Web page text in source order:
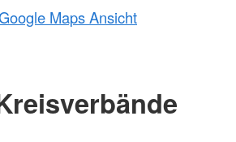
Maps Ansicht